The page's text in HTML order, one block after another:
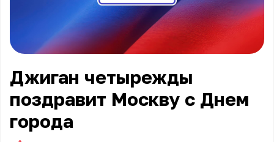
Джиган четырежды
поздравит Москву с Днем
города